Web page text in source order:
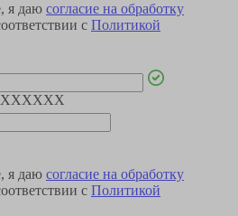
я даю согласие на обработку
с Политикой
я даю согласие на обработку
с Политикой